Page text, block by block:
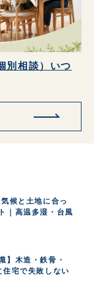
別相談）いつ
候と土地に合っ
｜高温多湿・台風
】木造・鉄骨・
宅で失敗しない